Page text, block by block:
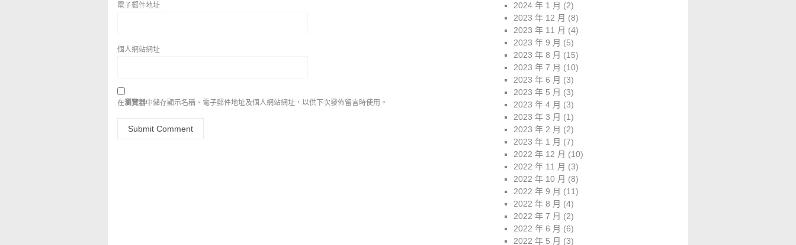
電子郵件地址
個人網站網址
在瀏覽器中儲存顯示名稱、電子郵件地址及個人網站網址，以供下次發佈留言時使用。
2024 年 1 月 (2)
2023 年 12 月 (8)
2023 年 11 月 (4)
2023 年 9 月 (5)
2023 年 8 月 (15)
2023 年 7 月 (10)
2023 年 6 月 (3)
2023 年 5 月 (3)
2023 年 4 月 (3)
2023 年 3 月 (1)
2023 年 2 月 (2)
2023 年 1 月 (7)
2022 年 12 月 (10)
2022 年 11 月 (3)
2022 年 10 月 (8)
2022 年 9 月 (11)
2022 年 8 月 (4)
2022 年 7 月 (2)
2022 年 6 月 (6)
2022 年 5 月 (3)